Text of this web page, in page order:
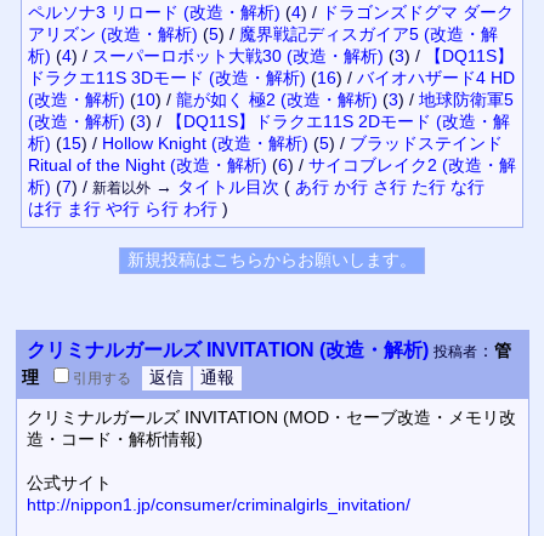
ペルソナ3 リロード (改造・解析) (4) / ドラゴンズドグマ ダーク
アリズン (改造・解析) (5) / 魔界戦記ディスガイア5 (改造・解
析) (4) / スーパーロボット大戦30 (改造・解析) (3) /
【DQ11S】
ドラクエ11S 3Dモード (改造・解析) (16) / バイオハザード4 HD
(改造・解析) (10) / 龍が如く 極2 (改造・解析) (3) / 地球防衛軍5
(改造・解析) (3) /
【DQ11S】ドラクエ11S 2Dモード (改造・解
析) (15) / Hollow Knight (改造・解析) (5) / ブラッドステインド
Ritual of the Night (改造・解析) (6) / サイコブレイク2 (改造・解
析) (7) / 新着以外 → タイトル目次 ( あ行 か行 さ行 た行 な行
は行 ま行 や行 ら行 わ行 )
クリミナルガールズ INVITATION (改造・解析) 投稿者： 管
理
引用する
クリミナルガールズ INVITATION (MOD・セーブ改造・メモリ改
造・コード・解析情報)
公式サイト
http://nippon1.jp/consumer/criminalgirls_invitation/